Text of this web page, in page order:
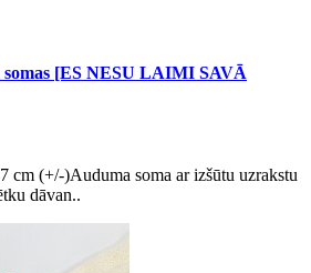
[ES NESU LAIMI SAVĀ
(+/-)Auduma soma ar izšūtu uzrakstu
dāvan..